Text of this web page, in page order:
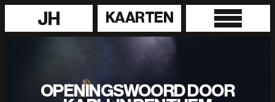
JH KAARTEN
OPENINGSWOORD DOOR